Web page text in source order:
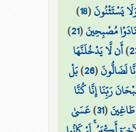
يَسْتَثْنُونَ(
18
)
مُصْبِحِينَ(
21
)
)أَن لَّا يَدْخُلَنَّهَا
لَضَالُّونَ(
26
)بَلْ
رَبِّنَا إِنَّا كُنَّا
طَاغِينَ(
31
)عَسَىٰ